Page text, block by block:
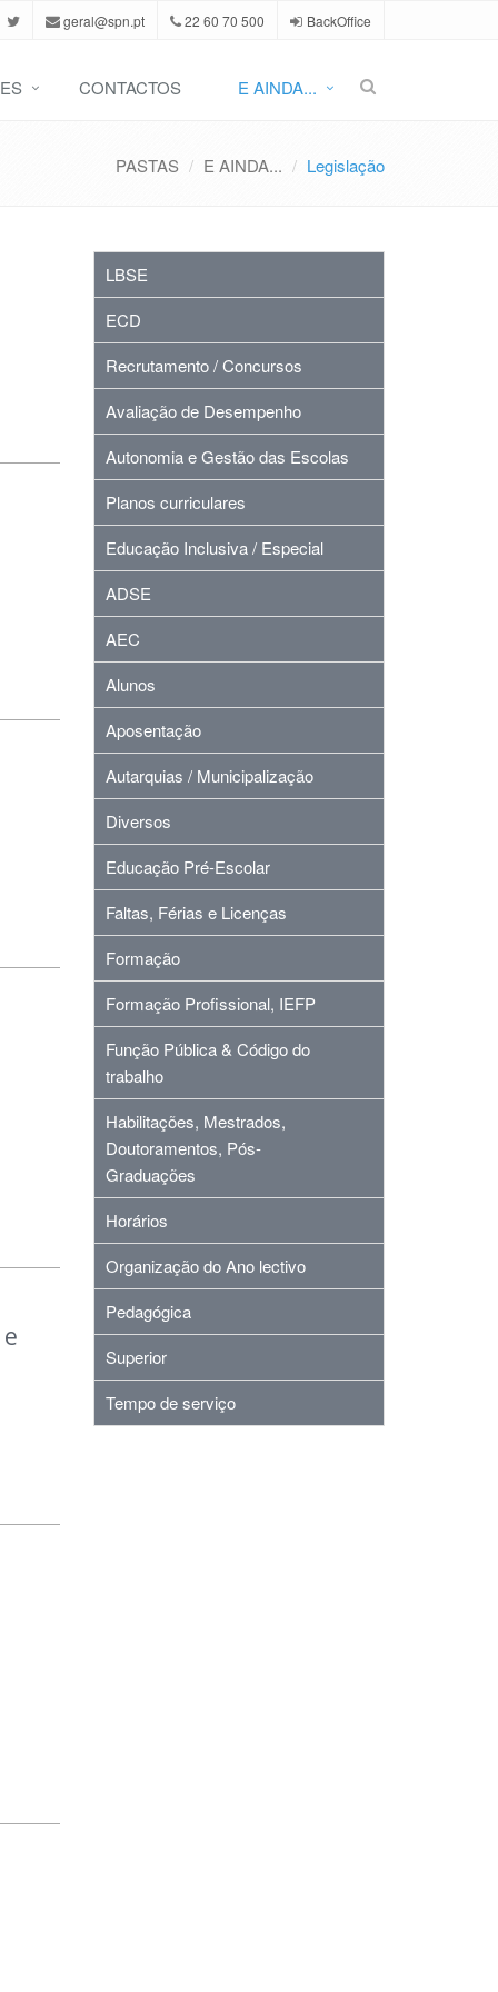
geral@spn.pt 22 60 70 500 BackOffice
CONTACTOS E AINDA...
PASTAS E AINDA... Legislação
LBSE
ECD
Recrutamento / Concursos
Avaliação de Desempenho
Autonomia e Gestão das Escolas
Planos curriculares
Educação Inclusiva / Especial
ADSE
AEC
Alunos
Aposentação
Autarquias / Municipalização
Diversos
Educação Pré-Escolar
Faltas, Férias e Licenças
Formação
Formação Profissional, IEFP
Função Pública & Código do
trabalho
Habilitações, Mestrados,
Doutoramentos, Pós-
Graduações
Horários
Organização do Ano lectivo
Pedagógica
Superior
Tempo de serviço